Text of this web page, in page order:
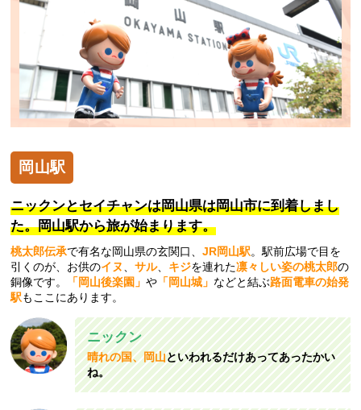
岡山駅
ニックンとセイチャンは岡山県は岡山市に到着しまし
た。岡山駅から旅が始まります。
桃太郎伝承で有名な岡山県の玄関口、JR岡山駅。駅前広場で目を
引くのが、お供のイヌ 、サル、 キジを連れた凛々しい姿の桃太郎の
銅像です。
「岡山後楽園」や 「岡山城」 などと結ぶ路面電車の始発
駅もここにあります。
ニックン
晴れの国、岡山といわれるだけあってあったかい
ね。